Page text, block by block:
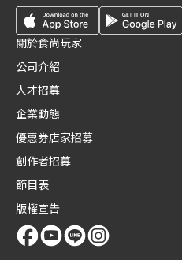
關於食尚玩家
公司介紹
人才招募
企業動態
優惠券店家招募
創作者招募
節目表
版權宣告